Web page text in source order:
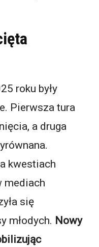
roku były
Pierwsza tura
a druga
kwestiach
mediach
się
młodych. Nowy